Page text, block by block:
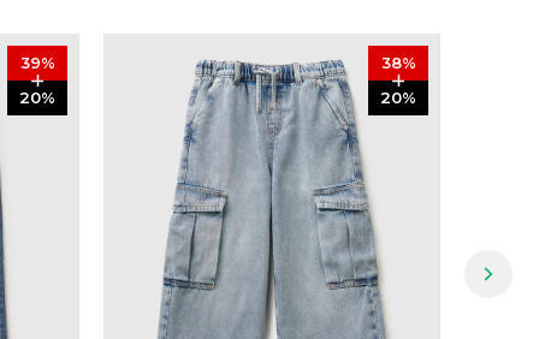
39%
20%
38%
20%